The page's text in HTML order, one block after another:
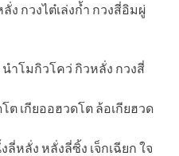
ง กวงไต๋เล่งก้ำ กวงสี่อิมผู่
ำโมกิวโคว่ กิวหลั่ง กวงสี่
ต เกียออฮวดโต ล้อเกียฮวด
หลั่ง หลั่งลี่ซิ้ง เจ็กเฉียก ใจ